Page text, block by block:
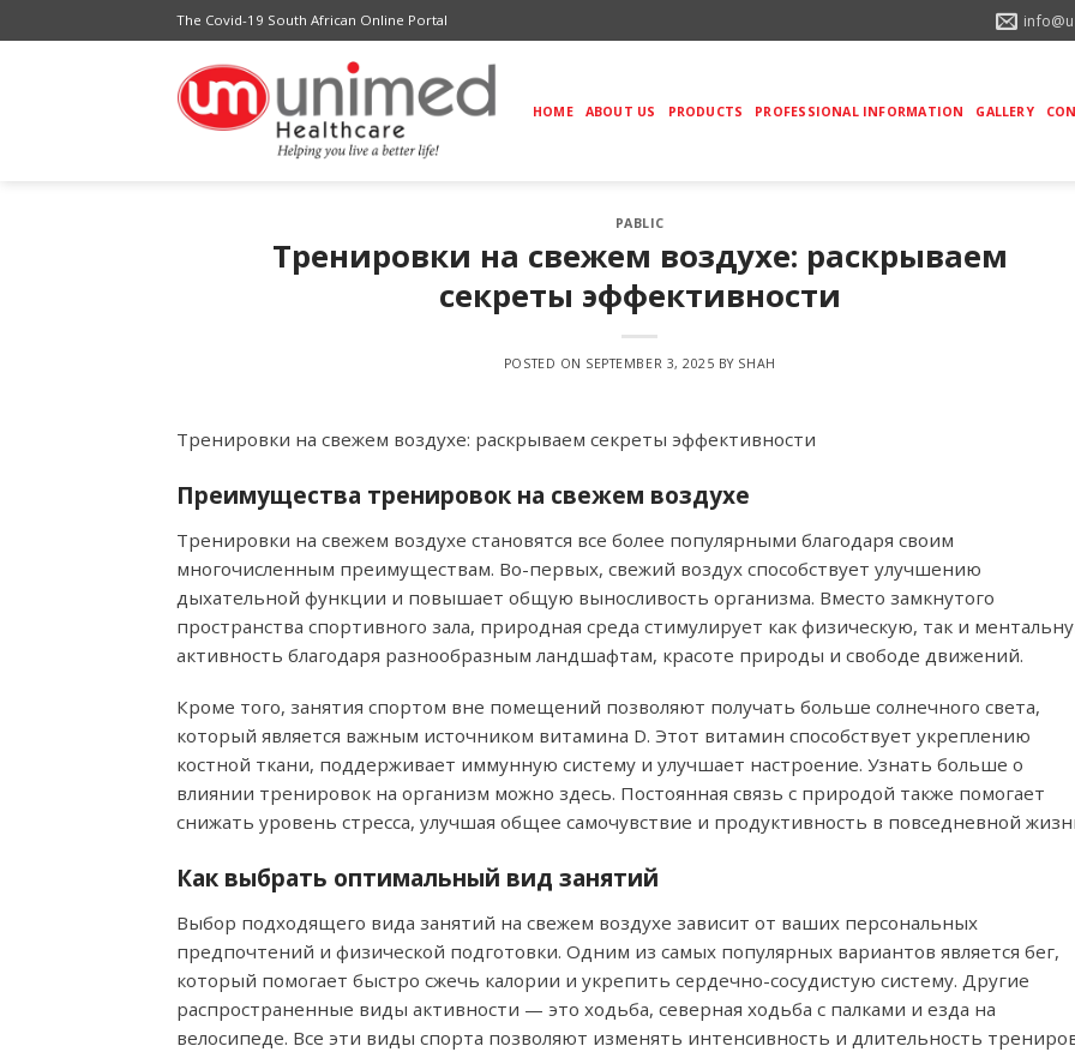
to
The Covid-19 South African Online Portal
HOME ABOUT US PRODUCTS PROFESSIONAL INFORMATION GALLERY
PABLIC
Тренировки на свежем воздухе: раскрываем
секреты эффективности
POSTED ON SEPTEMBER 3, 2025 BY SHAH
Тренировки на свежем воздухе: раскрываем секреты эффективности
Преимущества тренировок на свежем воздухе
Тренировки на свежем воздухе становятся все более популярными благодаря своим
многочисленным преимуществам. Во-первых, свежий воздух способствует улучшению
дыхательной функции и повышает общую выносливость организма. Вместо замкнутого
пространства спортивного зала, природная среда стимулирует как физическую, так и
активность благодаря разнообразным ландшафтам, красоте природы и свободе движений.
Кроме того, занятия спортом вне помещений позволяют получать больше солнечного света,
который является важным источником витамина D. Этот витамин способствует укреплению
костной ткани, поддерживает иммунную систему и улучшает настроение. Узнать больше о
влиянии тренировок на организм можно здесь. Постоянная связь с природой также помогает
снижать уровень стресса, улучшая общее самочувствие и продуктивность в повседневной
Как выбрать оптимальный вид занятий
Выбор подходящего вида занятий на свежем воздухе зависит от ваших персональных
предпочтений и физической подготовки. Одним из самых популярных вариантов является бег,
который помогает быстро сжечь калории и укрепить сердечно-сосудистую систему. Другие
распространенные виды активности — это ходьба, северная ходьба с палками и езда на
велосипеде. Все эти виды спорта позволяют изменять интенсивность и длительность